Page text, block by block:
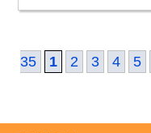
35
1 2 3 4 5